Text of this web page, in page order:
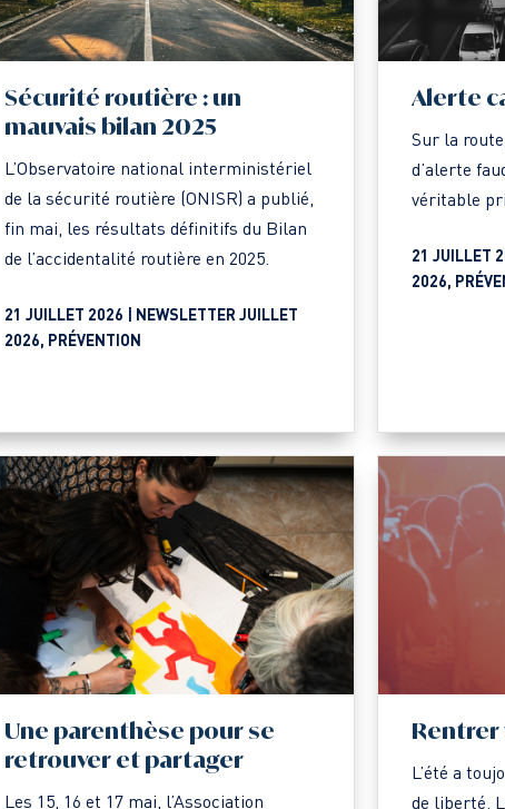
Sécurité routière : un
mauvais bilan 2025
L’Observatoire national interministériel
de la sécurité routière (ONISR) a publié,
fin mai, les résultats définitifs du Bilan
de l’accidentalité routière en 2025.
21 JUILLET 2026 |
NEWSLETTER JUILLET
2026, PRÉVENTION
Alerte
Sur la
d’alerte
véritable
21 JUILLET
2026,
Une parenthèse pour se
retrouver et partager
Les 15, 16 et 17 mai, l’Association
Rentrer
L’été a
de liberté.